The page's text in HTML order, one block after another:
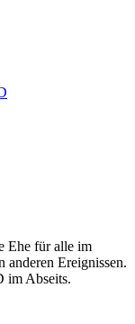
Ehe für alle im
anderen Ereignissen.
im Abseits.